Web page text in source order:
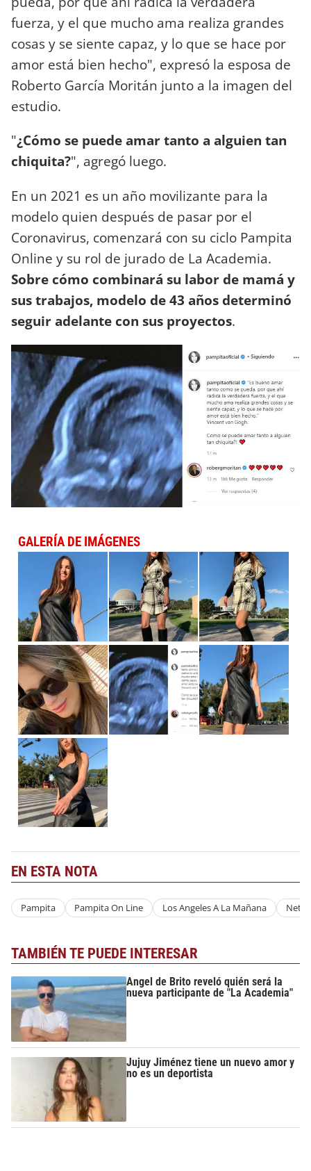
fuerza, y el que mucho ama realiza grandes
cosas y se siente capaz, y lo que se hace por
amor está bien hecho", expresó la esposa de
Roberto García Moritán junto a la imagen del
estudio.
"¿Cómo se puede amar tanto a alguien tan
chiquita?", agregó luego.
En un 2021 es un año movilizante para la
modelo quien después de pasar por el
Coronavirus, comenzará con su ciclo Pampita
Online y su rol de jurado de La Academia.
Sobre cómo combinará su labor de mamá y
sus trabajos, modelo de 43 años determinó
seguir adelante con sus proyectos.
GALERÍA DE IMÁGENES
EN ESTA NOTA
Pampita Pampita On Line Los Angeles A La Mañana Net
TAMBIÉN TE PUEDE INTERESAR
Angel de Brito reveló quién será la
nueva participante de "La Academia"
Jujuy Jiménez tiene un nuevo amor y
no es un deportista